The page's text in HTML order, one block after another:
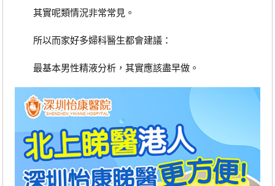
其實呢類情況非常常見。
所以而家好多婦科醫生都會建議：
最基本男性精液分析，其實應該盡早做。